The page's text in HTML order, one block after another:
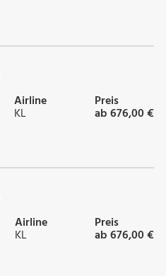
Airline
KL
Preis
ab 676,00 €
Airline
KL
Preis
ab 676,00 €